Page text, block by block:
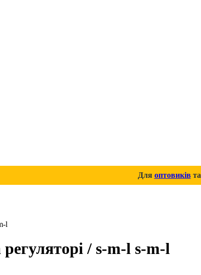
Для оптовиківта
l
/ s-m-l s-m-l